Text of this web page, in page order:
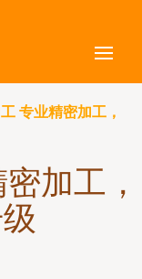
专业精密加工，
加工，